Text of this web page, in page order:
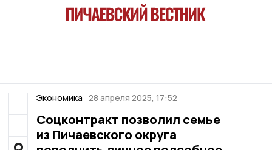
Экономика 28 апреля 2025, 17:52
Соцконтракт позволил семье
из Пичаевского округа